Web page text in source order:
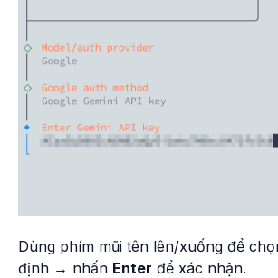
Dùng phím mũi tên lên/xuống để
định → nhấn Enter để xác nhận.